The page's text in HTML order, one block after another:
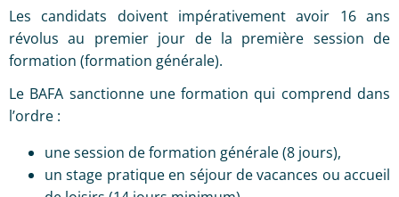
Les candidats doivent impérativement avoir 16 ans
révolus au premier jour de la première session de
formation (formation générale).
Le BAFA sanctionne une formation qui comprend dans
l’ordre :
une session de formation générale (8 jours),
un stage pratique en séjour de vacances ou accueil